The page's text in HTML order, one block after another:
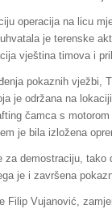
operacija na licu
je terenske
vještina timova i
pokaznih vježbi,
je održana na
čamca s
je bila izložena
demostraciju, tako
je i završena
Vujanović,